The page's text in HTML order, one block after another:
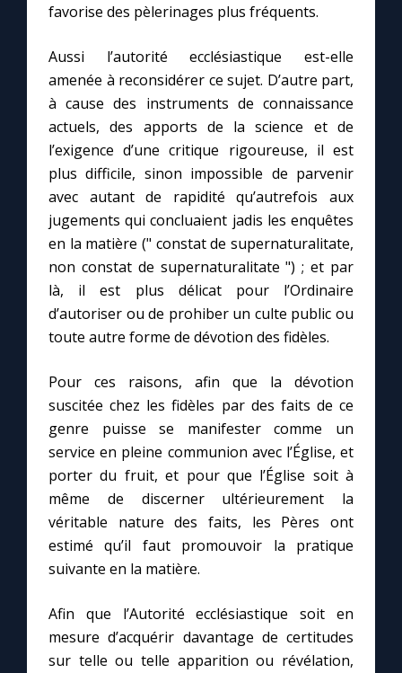
Faire un don
Marie de Nazareth
favorise des pèlerinages plus fréquents.
Aussi l’autorité ecclésiastique est-elle
amenée à reconsidérer ce sujet. D’autre part,
à cause des instruments de connaissance
actuels, des apports de la science et de
l’exigence d’une critique rigoureuse, il est
plus difficile, sinon impossible de parvenir
avec autant de rapidité qu’autrefois aux
jugements qui concluaient jadis les enquêtes
en la matière (" constat de supernaturalitate,
non constat de supernaturalitate ") ; et par
là, il est plus délicat pour l’Ordinaire
d’autoriser ou de prohiber un culte public ou
toute autre forme de dévotion des fidèles.
Pour ces raisons, afin que la dévotion
suscitée chez les fidèles par des faits de ce
genre puisse se manifester comme un
service en pleine communion avec l’Église, et
porter du fruit, et pour que l’Église soit à
même de discerner ultérieurement la
véritable nature des faits, les Pères ont
estimé qu’il faut promouvoir la pratique
suivante en la matière.
Afin que l’Autorité ecclésiastique soit en
mesure d’acquérir davantage de certitudes
sur telle ou telle apparition ou révélation,